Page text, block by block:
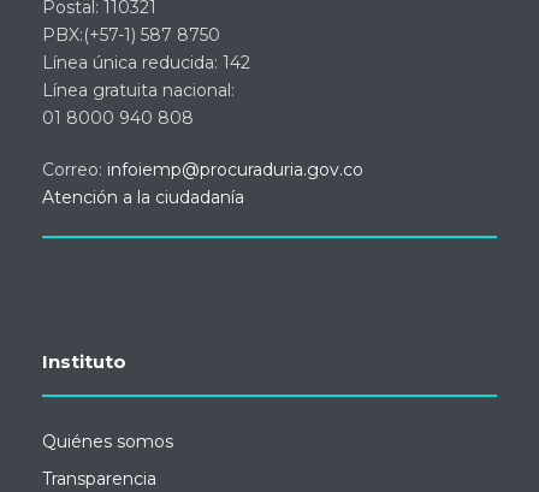
Postal: 110321
PBX:(+57-1) 587 8750
Línea única reducida: 142
Línea gratuita nacional:
01 8000 940 808
Correo: infoiemp@procuraduria.gov.co
Atención a la ciudadanía
Instituto
Quiénes somos
Transparencia